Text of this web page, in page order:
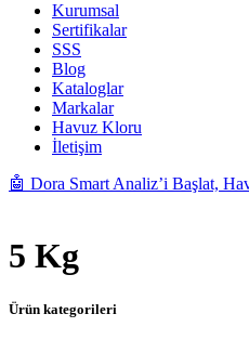
Kurumsal
Sertifikalar
SSS
Blog
Kataloglar
Markalar
Havuz Kloru
İletişim
🤖 Dora Smart Analiz’i Başlat,
5 Kg
Ürün kategorileri